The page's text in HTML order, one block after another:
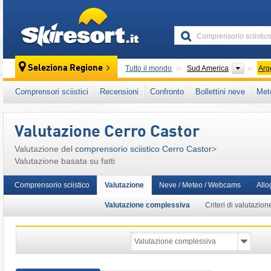
Seleziona Regione Tutto il mondo Sud America
Questo comprensorio sciistico è presente
Comprensori sciistici Recensioni Confronto Bollettini neve
Valutazione Cerro Castor
Valutazione del comprensorio sciistico Cerro Castor>
Valutazione basata su fatti
Comprensorio sciistico Valutazione
Valutazione complessiva Criteri di
Neve / Meteo / Webcams